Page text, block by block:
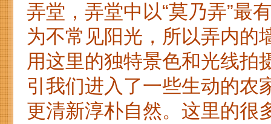
弄堂，弄堂中以“莫乃弄”最
为不常见阳光，所以弄内的
用这里的独特景色和光线拍
引我们进入了一些生动的农
更清新淳朴自然。这里的很